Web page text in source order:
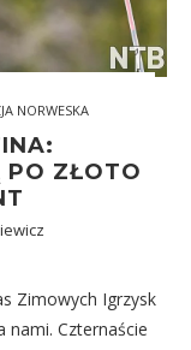
NORWESKA
PO ZŁOTO
Zimowych Igrzysk
nami. Czternaście